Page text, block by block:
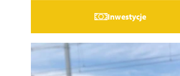
Inwestycje